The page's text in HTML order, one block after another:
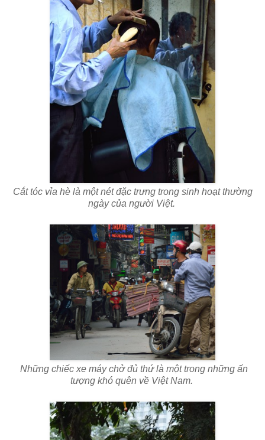
Cắt tóc vỉa hè là một nét đặc trưng trong sinh hoạt thường
ngày của người Việt.
Những chiếc xe máy chở đủ thứ là một trong những ấn
tượng khó quên về Việt Nam.